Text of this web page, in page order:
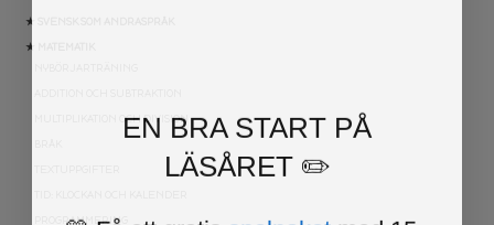
★ SVENSK SOM ANDRASPRÅK
★ MATEMATIK
MULTIPLIKATION OCH DIVISION
PROGRAMMERING
EN BRA START PÅ
LÄSÅRET ✏️